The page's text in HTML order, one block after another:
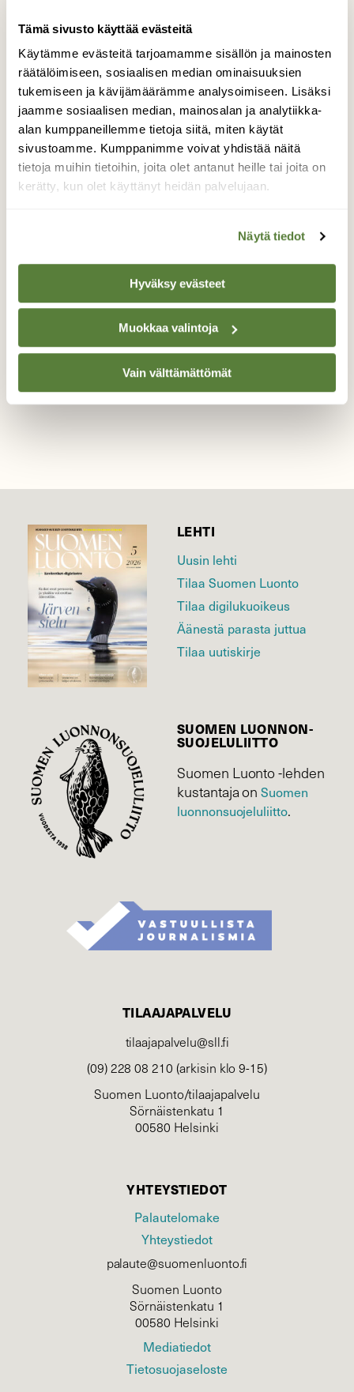
Tämä sivusto käyttää evästeitä
Käytämme evästeitä tarjoamamme sisällön ja mainosten
räätälöimiseen, sosiaalisen median ominaisuuksien
tukemiseen ja kävijämäärämme analysoimiseen. Lisäksi
jaamme sosiaalisen median, mainosalan ja analytiikka-
alan kumppaneillemme tietoja siitä, miten käytät
sivustoamme. Kumppanimme voivat yhdistää näitä
tietoja muihin tietoihin, joita olet antanut heille tai joita on
kerätty, kun olet käyttänyt heidän palvelujaan.
Näytä tiedot
Hyväksy evästeet
Muokkaa valintoja
Vain välttämättömät
Irtonumero vain 9,50 €! (norm. 12,90 €)
LEHTI
Uusin lehti
Tilaa Suomen Luonto
Tilaa digilukuoikeus
Äänestä parasta juttua
Tilaa uutiskirje
SUOMEN LUONNON­
SUOJELU­LIITTO
Suomen Luonto -lehden
kustantaja onSuomen
luonnonsuojelu­liitto.
TILAAJAPALVELU
tilaajapalvelu@sll.fi
(09) 228 08 210 (arkisin klo 9-15)
Suomen Luonto/tilaajapalvelu
Sörnäistenkatu 1
00580 Helsinki
YHTEYSTIEDOT
Palautelomake
Yhteystiedot
palaute@suomenluonto.fi
Suomen Luonto
Sörnäistenkatu 1
00580 Helsinki
Mediatiedot
Tietosuojaseloste